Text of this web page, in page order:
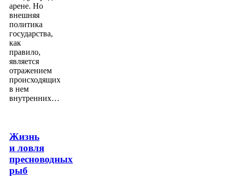
арене. Но
внешняя
политика
государства,
как
правило,
является
отражением
происходящих
в нем
внутренних…
Жизнь
и ловля
пресноводных
рыб